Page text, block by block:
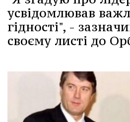
усвідомлював
гідності", -
своєму листі до